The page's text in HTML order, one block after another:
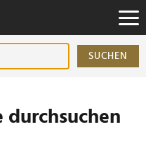
SUCHEN
durchsuchen